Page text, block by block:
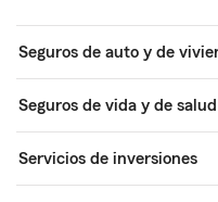
Seguros de auto y de
Seguros de vida y de salud
Servicios de inversiones